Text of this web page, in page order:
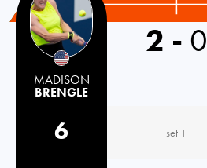
MADISON
BRENGLE
2 - 0
6 set 1